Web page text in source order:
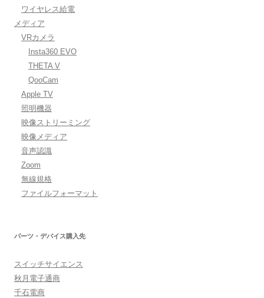
ワイヤレス給電
メディア
VRカメラ
Insta360 EVO
THETA V
QooCam
Apple TV
照明機器
映像ストリーミング
映像メディア
音声認識
Zoom
無線規格
ファイルフォーマット
パーツ・デバイス購入先
スイッチサイエンス
秋月電子通商
千石電商